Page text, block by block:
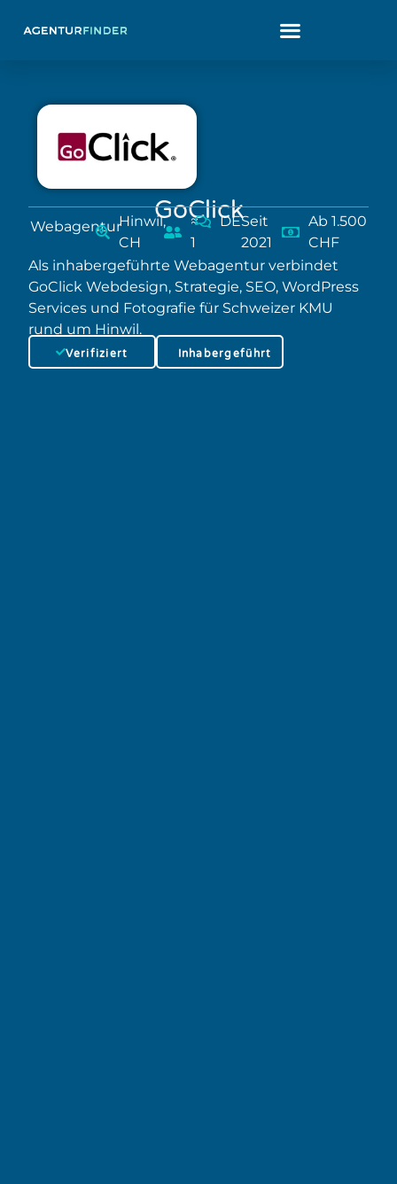
GoClick
WebagenturHinwil,
CH
≈
1
DESeit
2021
Ab 1.500
CHF
Als inhabergeführte Webagentur verbindet
GoClick Webdesign, Strategie, SEO, WordPress
Services und Fotografie für Schweizer KMU
rund um Hinwil.
Verifiziert Inhabergeführt